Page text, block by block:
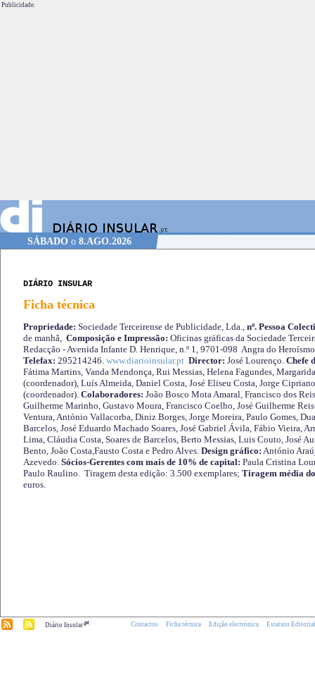
Publicidade.
SÁBADOo 8.AGO.2026
DIÁRIO INSULAR
Ficha técnica
Propriedade: Sociedade Terceirense de Publicidade, Lda., nº. Pessoa
de manhã, Composição e Impressão: Oficinas gráficas da Sociedade
Redacção - Avenida Infante D. Henrique, n.º 1, 9701-098 Angra do
Telefax: 295214246. www.diarioinsular.pt Director: José Lourenço. Chefe
Fátima Martins, Vanda Mendonça, Rui Messias, Helena Fagundes,
(coordenador), Luís Almeida, Daniel Costa, José Eliseu Costa, Jorge
(coordenador). Colaboradores: João Bosco Mota Amaral, Francisco dos
Guilherme Marinho, Gustavo Moura, Francisco Coelho, José Guilherme
Ventura, António Vallacorba, Diniz Borges, Jorge Moreira, Paulo Gomes,
Barcelos, José Eduardo Machado Soares, José Gabriel Ávila, Fábio Vieira,
Lima, Cláudia Costa, Soares de Barcelos, Berto Messias, Luis Couto, José
Bento, João Costa,Fausto Costa e Pedro Alves. Design gráfico: António
Azevedo. Sócios-Gerentes com mais de 10% de capital: Paula Cristina
Paulo Raulino. Tiragem desta edição: 3.500 exemplares; Tiragem média
euros.
Diário Insular.pt Contactos Ficha técnica Edição electrónica Estatuto Editorial